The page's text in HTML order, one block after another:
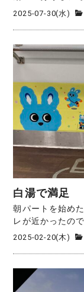
2025-07-30(水)
白湯で満足
朝パートを始め
レが近かったの
2025-02-20(木)